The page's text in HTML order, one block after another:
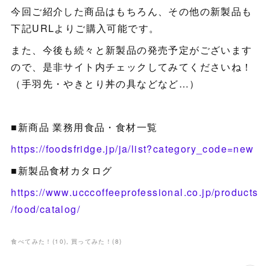
今回ご紹介した商品はもちろん、その他の新製品も
下記URLよりご購入可能です。
また、今後も続々と新製品の発売予定がございます
ので、是非サイト内チェックしてみてくださいね！
（手羽先・やきとり丼の具などなど…）
■新商品 業務用食品・食材一覧
https://foodsfridge.jp/ja/list?category_code=new
■新製品食材カタログ
https://www.ucccoffeeprofessional.co.jp/products
/food/catalog/
食べてみた！ (10) 買ってみた！(8)